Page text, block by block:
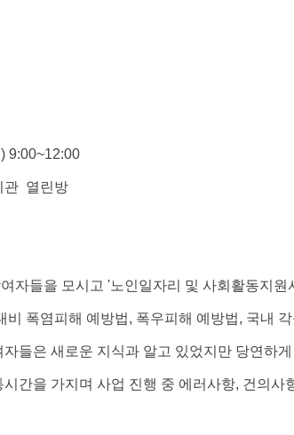
9:00~12:00
관 열린방
자들을 모시고 '노인일자리 및 사회활동지
비 폭염피해 예방법, 폭우피해 예방법, 국내
들은 새로운 지식과 알고 있었지만 당연하
간을 가지며 사업 진행 중 에러사항, 건의사